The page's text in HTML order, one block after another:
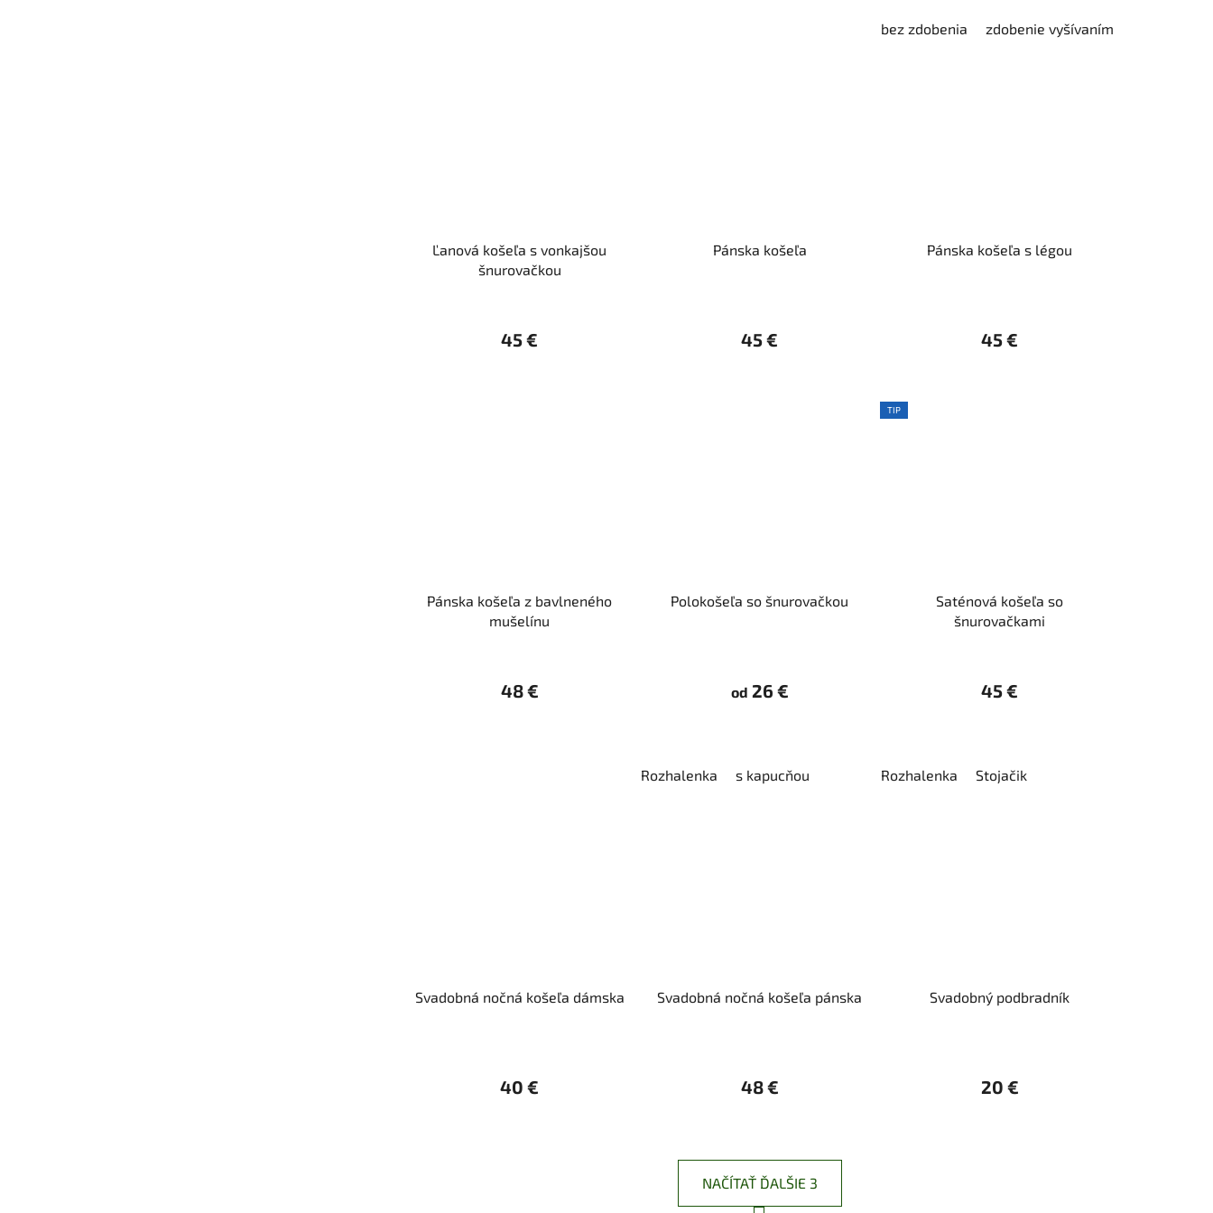
bez zdobenia zdobenie vyšívaním
Ľanová košeľa s vonkajšou
šnurovačkou
45 €
Pánska košeľa
45 €
Pánska košeľa s légou
45 €
Pánska košeľa z bavlneného
mušelínu
48 €
Polokošeľa so šnurovačkou
od 26 €
Rozhalenka s kapucňou
TIP
Saténová košeľa so
šnurovačkami
45 €
Rozhalenka Stojačik
Svadobná nočná košeľa dámska
40 €
Svadobná nočná košeľa pánska
48 €
Svadobný podbradník
20 €
NAČÍTAŤ ĎALŠIE 3